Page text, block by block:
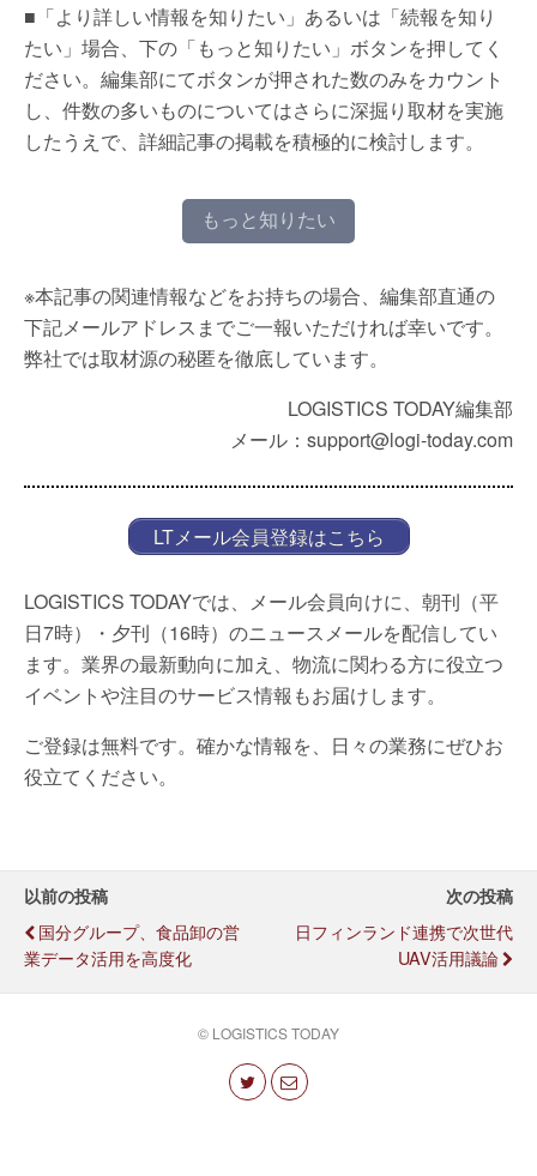
■「より詳しい情報を知りたい」あるいは「続報を知り
たい」場合、下の「もっと知りたい」ボタンを押してく
ださい。編集部にてボタンが押された数のみをカウント
し、件数の多いものについてはさらに深掘り取材を実施
したうえで、詳細記事の掲載を積極的に検討します。
もっと知りたい
※本記事の関連情報などをお持ちの場合、編集部直通の
下記メールアドレスまでご一報いただければ幸いです。
弊社では取材源の秘匿を徹底しています。
LOGISTICS TODAY編集部
メール：support@logi-today.com
LTメール会員登録はこちら
LOGISTICS TODAYでは、メール会員向けに、朝刊（平
日7時）・夕刊（16時）のニュースメールを配信してい
ます。業界の最新動向に加え、物流に関わる方に役立つ
イベントや注目のサービス情報もお届けします。
ご登録は無料です。確かな情報を、日々の業務にぜひお
役立てください。
以前の投稿
国分グループ、食品卸の営
業データ活用を高度化
次の投稿
日フィンランド連携で次世代
UAV活用議論
© LOGISTICS TODAY